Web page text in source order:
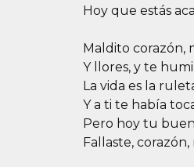
Hoy que estás
Maldito corazón,
Y llores, y te
La vida es la
Y a ti te había
Pero hoy tu
Fallaste,